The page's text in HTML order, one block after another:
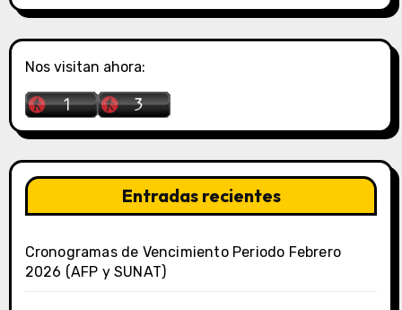
Nos visitan ahora:
Entradas recientes
Cronogramas de Vencimiento Periodo Febrero
2026 (AFP y SUNAT)